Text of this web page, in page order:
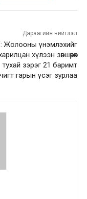
Дараагийн нийтлэл
Жолооны үнэмлэхийг
хүлээн зөвшөөрөх
тухай зэрэг 21 баримт
гарын үсэг зурлаа